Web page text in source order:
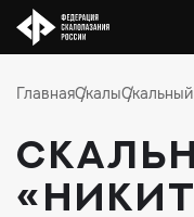
ГлавнаяСкалы